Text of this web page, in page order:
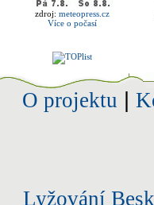
zdroj: meteopress.cz
Více o počasí
O projektu
Lyžování